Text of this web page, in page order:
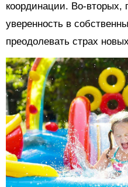
координации. Во-вторых,
уверенность в
преодолевать страх